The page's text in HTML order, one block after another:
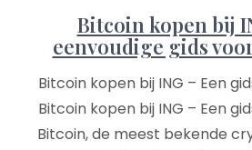
Bitcoin kopen bij
eenvoudige gids
Bitcoin kopen bij ING – Een
Bitcoin kopen bij ING – Een
Bitcoin, de meest bekende